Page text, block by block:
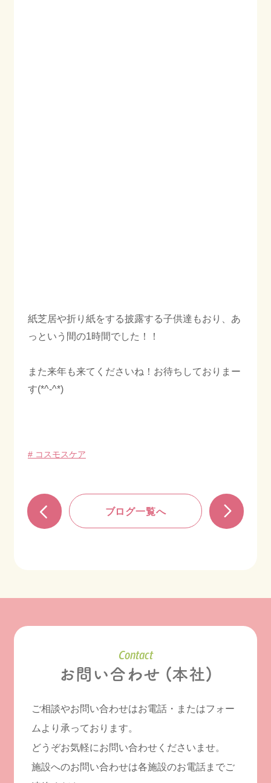
紙芝居や折り紙をする披露する子供達もおり、あ
っという間の1時間でした！！
また来年も来てくださいね！お待ちしておりまー
す(*^-^*)
# コスモスケア
ブログ一覧へ
Contact
お問い合わせ (本社)
ご相談やお問い合わせはお電話・またはフォー
ムより承っております。
どうぞお気軽にお問い合わせくださいませ。
施設へのお問い合わせは各施設のお電話までご